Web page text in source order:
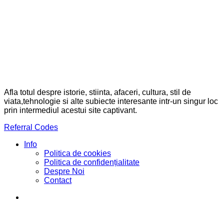
Afla totul despre istorie, stiinta, afaceri, cultura, stil de
viata,tehnologie si alte subiecte interesante intr-un singur loc
prin intermediul acestui site captivant.
Referral Codes
Info
Politica de cookies
Politica de confidențialitate
Despre Noi
Contact